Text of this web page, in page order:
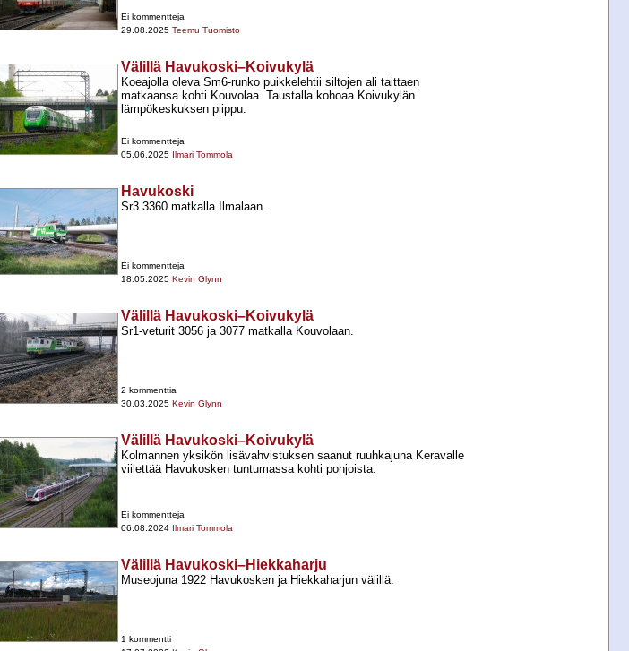
Ei kommentteja
29.08.2025 Teemu Tuomisto
Välillä Havukoski–Koivukylä
Koeajolla oleva Sm6-​runko puikkelehtii siltojen ali taittaen
matkaansa kohti Kouvolaa. Taustalla kohoaa Koivukylän
lämpökeskuksen piippu.
Ei kommentteja
05.06.2025 Ilmari Tommola
Havukoski
Sr3 3360 matkalla Ilmalaan.
Ei kommentteja
18.05.2025 Kevin Glynn
Välillä Havukoski–Koivukylä
Sr1-​veturit 3056 ja 3077 matkalla Kouvolaan.
2 kommenttia
30.03.2025 Kevin Glynn
Välillä Havukoski–Koivukylä
Kolmannen yksikön lisävahvistuksen saanut ruuhkajuna Keravalle
viilettää Havukosken tuntumassa kohti pohjoista.
Ei kommentteja
06.08.2024 Ilmari Tommola
Välillä Havukoski–Hiekkaharju
Museojuna 1922 Havukosken ja Hiekkaharjun välillä.
1 kommentti